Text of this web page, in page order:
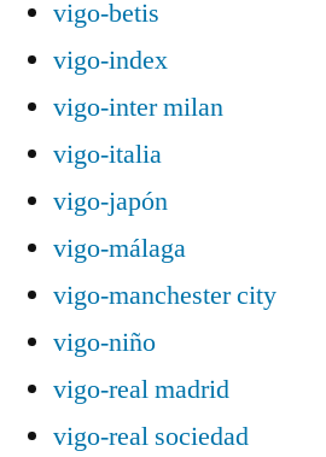
vigo-betis
vigo-index
vigo-inter milan
vigo-italia
vigo-japón
vigo-málaga
vigo-manchester city
vigo-niño
vigo-real madrid
vigo-real sociedad